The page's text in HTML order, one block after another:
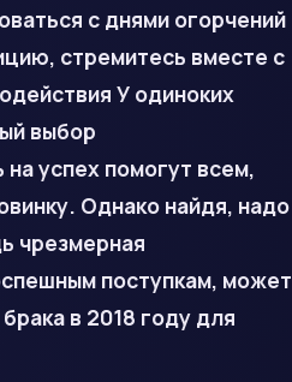
с днями огорчений
стремитесь вместе с
У одиноких
выбор
успех помогут всем,
Однако найдя, надо
чрезмерная
поступкам, может
в 2018 году для